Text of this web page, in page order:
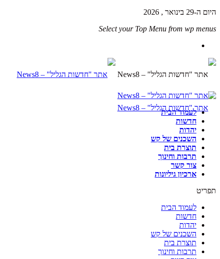
היום ה-29 בינואר , 2026
Select your Top Menu from wp menus
לעמוד הבית
חדשות
יהדות
השכנים של קש
תוצרת בית
תרבות וחינוך
צור קשר
ארכיון גיליונות
תפריט
לעמוד הבית
חדשות
יהדות
השכנים של קש
תוצרת בית
תרבות וחינוך